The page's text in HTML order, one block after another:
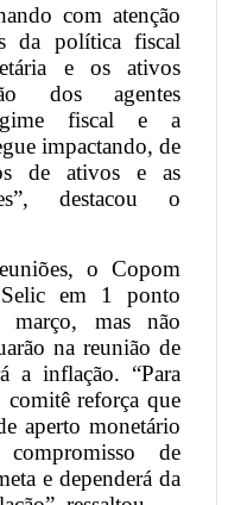
com atenção
da política fiscal
e os ativos
dos agentes
fiscal e a
impactando, de
de ativos e as
destacou o
o Copom
em 1 ponto
março, mas não
na reunião de
a inflação. “Para
reforça que
aperto monetário
de
e dependerá da